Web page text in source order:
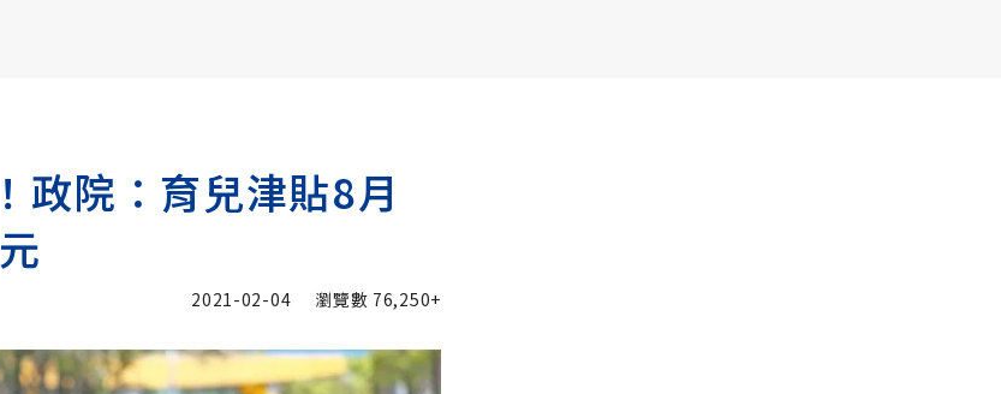
政院：育兒津貼8月
2021-02-04 瀏覽數 76,250+